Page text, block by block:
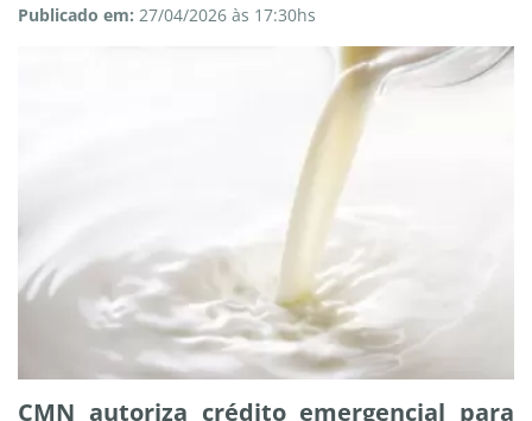
Publicado em: 27/04/2026 às 17:30hs
CMN autoriza crédito emergencial para